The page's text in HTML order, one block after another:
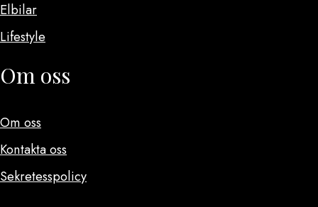
Elbilar
Lifestyle
Om oss
Om oss
Kontakta oss
Sekretesspolicy